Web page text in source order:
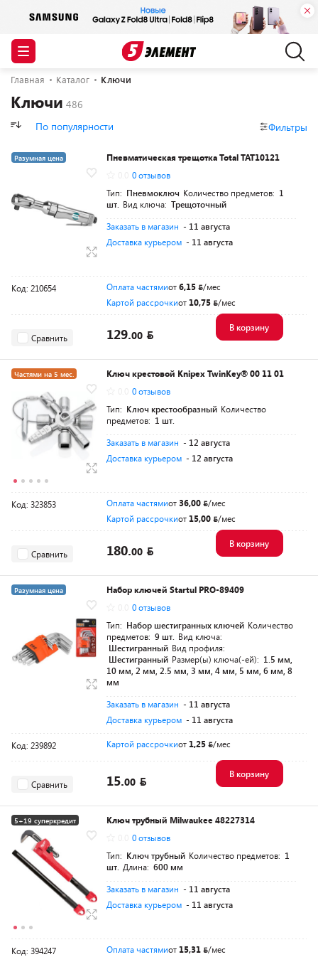
Главная Каталог Ключи
Ключи
По популярности Фильтры
Разумная цена
Пневматическая трещотка Total TAT10121
0 отзывов
Тип: Пневмоключ Количество предметов: 1
шт. Вид ключа: Трещоточный
Заказать в магазин - 11 августа
Доставка курьером - 11 августа
Код: 210654 Оплата частямиот6,15
/мес
Картой рассрочкиот 10,75 /мес
Сравнить 129.00
В корзину
Частями на 5 мес.
Ключ крестовой Knipex TwinKey® 00 11 01
0 отзывов
Тип: Ключ крестообразный Количество
предметов: 1 шт.
Заказать в магазин - 12 августа
Доставка курьером - 12 августа
Код: 323853 Оплата частямиот36,00
/мес
Картой рассрочкиот 15,00 /мес
Сравнить 180.00
В корзину
Разумная цена
Набор ключей Startul PRO-89409
0 отзывов
Тип: Набор шестигранных ключей Количество
предметов: 9 шт. Вид ключа:
Шестигранный Вид профиля:
Шестигранный Размер(ы) ключа(-ей): 1.5 мм,
10 мм, 2 мм, 2.5 мм, 3 мм, 4 мм, 5 мм, 6 мм, 8
мм
Заказать в магазин - 11 августа
Доставка курьером - 11 августа
Код: 239892 Картой рассрочкиот 1,25 /мес
Сравнить 15.00
В корзину
5+19 суперкредит
Ключ трубный Milwaukee 48227314
0 отзывов
Тип: Ключ трубный Количество предметов: 1
шт. Длина: 600 мм
Заказать в магазин - 11 августа
Доставка курьером - 11 августа
Код: 394247 Оплата частямиот 15,31
/мес